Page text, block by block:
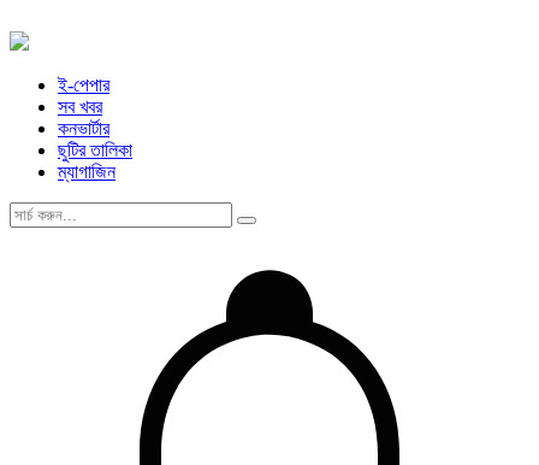
ই-পেপার
সব খবর
কনভার্টার
ছুটির তালিকা
ম্যাগাজিন